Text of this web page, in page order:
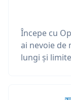
Începe cu
ai nevoie de
lungi și